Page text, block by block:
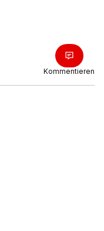
Kommentieren